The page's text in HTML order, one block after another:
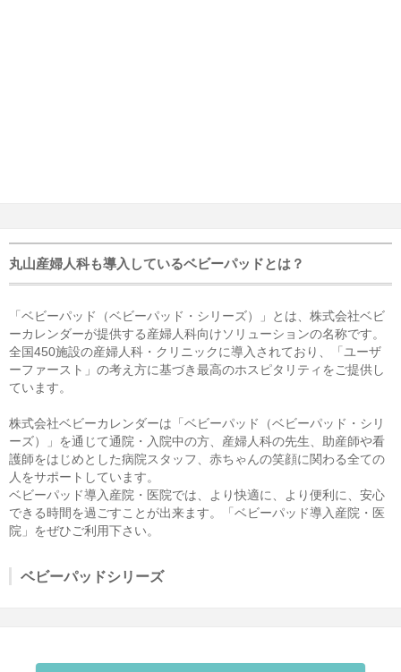
丸山産婦人科も導入しているベビーパッドとは？
「ベビーパッド（ベビーパッド・シリーズ）」とは、株式会社ベビ
ーカレンダーが提供する産婦人科向けソリューションの名称です。
全国450施設の産婦人科・クリニックに導入されており、「ユーザ
ーファースト」の考え方に基づき最高のホスピタリティをご提供し
ています。
株式会社ベビーカレンダーは「ベビーパッド（ベビーパッド・シリ
ーズ）」を通じて通院・入院中の方、産婦人科の先生、助産師や看
護師をはじめとした病院スタッフ、赤ちゃんの笑顔に関わる全ての
人をサポートしています。
ベビーパッド導入産院・医院では、より快適に、より便利に、安心
できる時間を過ごすことが出来ます。「ベビーパッド導入産院・医
院」をぜひご利用下さい。
ベビーパッドシリーズ